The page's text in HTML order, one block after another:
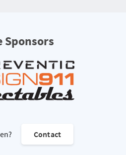
Sponsors
Contact